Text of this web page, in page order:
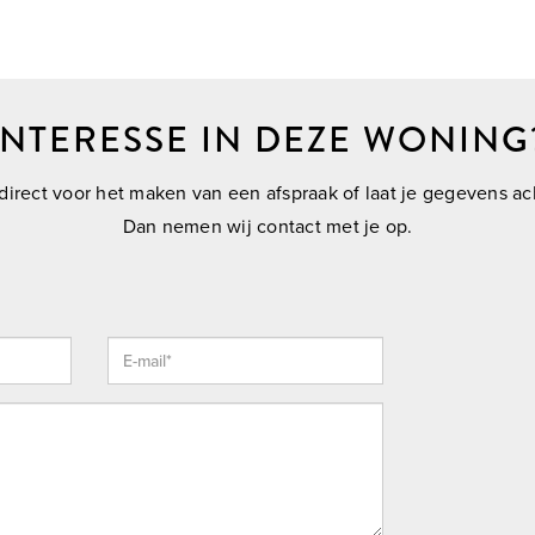
IN DEZE
voor het maken van een afspraak of laat je gegevens
Dan nemen wij contact met je op.